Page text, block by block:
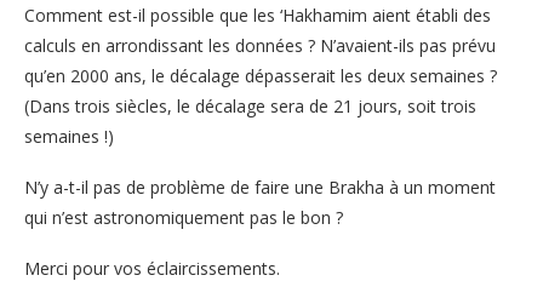
Comment est-il possible que les ‘Hakhamim aient établi des
calculs en arrondissant les données ? N’avaient-ils pas prévu
qu’en 2000 ans, le décalage dépasserait les deux semaines ?
(Dans trois siècles, le décalage sera de 21 jours, soit trois
semaines !)
N’y a-t-il pas de problème de faire une Brakha à un moment
qui n’est astronomiquement pas le bon ?
Merci pour vos éclaircissements.